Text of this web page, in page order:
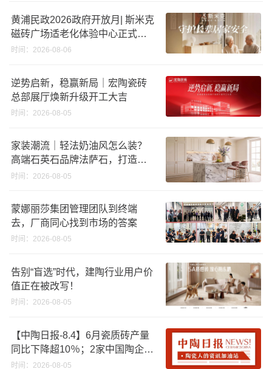
黄浦民政2026政府开放月| 斯米克
磁砖广场适老化体验中心正式亮
相
时间：2026-08-06
逆势启新，稳赢新局｜宏陶瓷砖
总部展厅焕新升级开工大吉
时间：2026-08-05
家装潮流｜轻法奶油风怎么装？
高端石英石品牌法萨石，打造质
感橱柜台面
时间：2026-08-05
蒙娜丽莎集团管理团队到终端
去，厂商同心找到市场的答案
时间：2026-08-05
告别“盲选”时代，建陶行业用户价
值正在被改写！
时间：2026-08-05
【中陶日报-8.4】6月瓷质砖产量
同比下降超10％；2家中国陶企亮
相马来西亚ARCHIDEX 2026石材
时间：2026-08-05